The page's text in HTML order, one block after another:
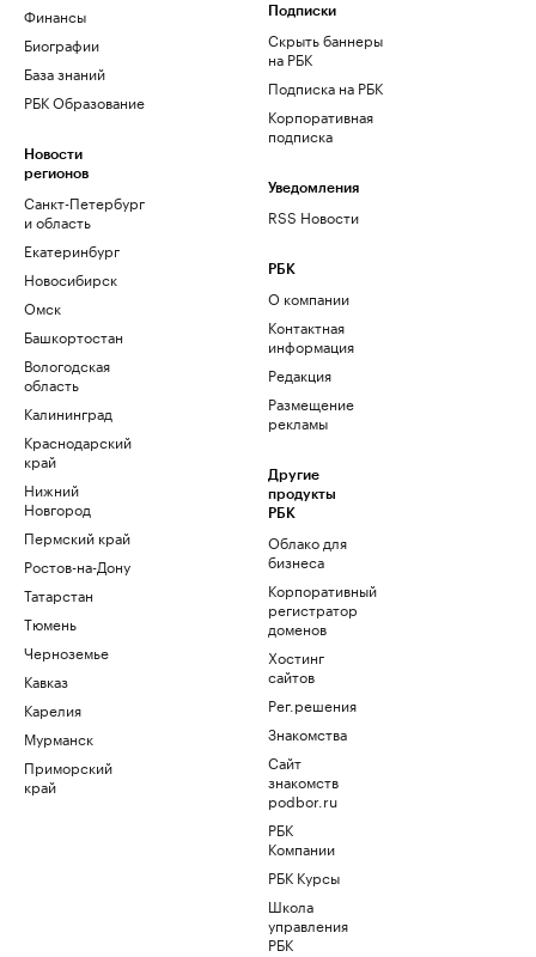
Финансы
Биографии
База знаний
РБК Образование
Новости
регионов
Санкт-Петербург
и область
Екатеринбург
Новосибирск
Омск
Башкортостан
Вологодская
область
Калининград
Краснодарский
край
Нижний
Новгород
Пермский край
Ростов-на-Дону
Татарстан
Тюмень
Черноземье
Кавказ
Карелия
Мурманск
Приморский
край
Подписки
Скрыть баннеры
на РБК
Подписка на РБК
Корпоративная
подписка
Уведомления
RSS Новости
РБК
О компании
Контактная
информация
Редакция
Размещение
рекламы
Другие
продукты
РБК
Облако для
бизнеса
Корпоративный
регистратор
доменов
Хостинг
сайтов
Рег.решения
Знакомства
Сайт
знакомств
podbor.ru
РБК
Компании
РБК Курсы
Школа
управления
РБК